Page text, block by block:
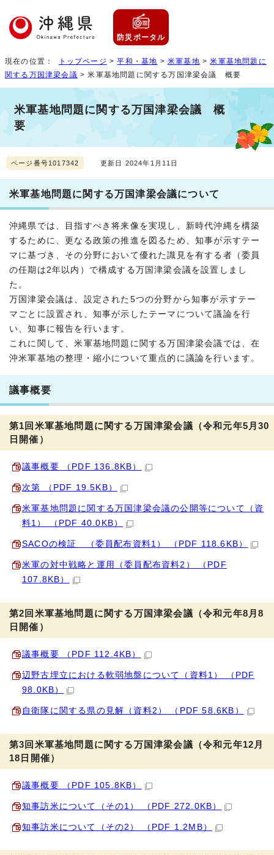
防災ポータル
現在の位置： トップページ >平和・基地 >米軍基地 >米軍基地問題に
関する万国津梁会議 > 米軍基地問題に関する万国津梁会議 概要
米軍基地問題に関する万国津梁会議 概
要
ページ番号1017342 更新日 2024年1月11日
米軍基地問題に関する万国津梁会議について
沖縄県では、目指すべき将来像を実現し、新時代沖縄を構築
するために、更なる政策の推進を図るため、知事が示すテー
マに基づき、その分野において優れた識見を有する者（委員
の任期は2年以内）で構成する万国津梁会議を設置しまし
た。
万国津梁会議は、設定された5つの分野から知事が示すテー
マごとに設置され、知事が示したテーマについて議論を行
い、知事に報告を行います。
これに関して、米軍基地問題に関する万国津梁会議では、在
沖米軍基地の整理・縮小について重点的に議論を行います。
議事概要
第1回米軍基地問題に関する万国津梁会議（令和元年5月30
日開催）
議事概要 （PDF 136.8KB）
次第 （PDF 19.5KB）
米軍基地問題に関する万国津梁会議の公開等について（資
料1） （PDF 40.0KB）
SACOの検証 （委員配布資料1） （PDF 118.6KB）
米軍の対中戦略と運用（委員配布資料2） （PDF
107.8KB）
第2回米軍基地問題に関する万国津梁会議（令和元年8月8
日開催）
議事概要 （PDF 112.4KB）
辺野古埋立における軟弱地盤について（資料1） （PDF
98.0KB）
自衛隊に関する県の見解（資料2） （PDF 58.6KB）
第3回米軍基地問題に関する万国津梁会議（令和元年12月
18日開催）
議事概要 （PDF 105.8KB）
知事訪米について（その1） （PDF 272.0KB）
知事訪米について（その2） （PDF 1.2MB）